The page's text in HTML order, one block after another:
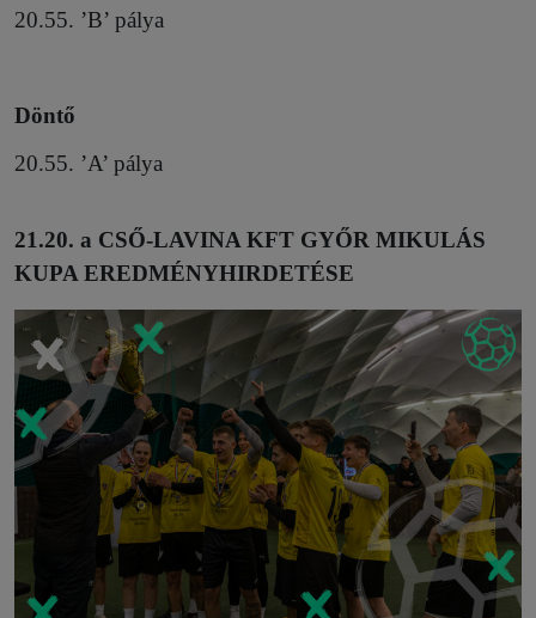
20.55. ’B’ pálya
Döntő
20.55. ’A’ pálya
21.20. a CSŐ-LAVINA KFT GYŐR MIKULÁS
KUPA EREDMÉNYHIRDETÉSE